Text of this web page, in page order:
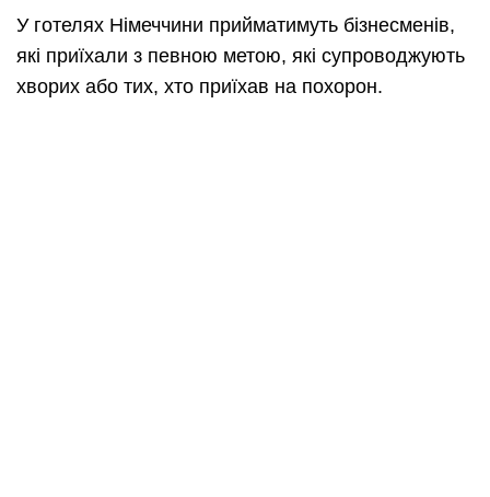
У готелях Німеччини прийматимуть бізнесменів,
які приїхали з певною метою, які супроводжують
хворих або тих, хто приїхав на похорон.